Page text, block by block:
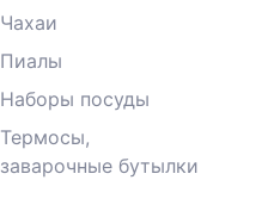
Чахаи
Пиалы
Наборы посуды
Термосы,
заварочные бутылки